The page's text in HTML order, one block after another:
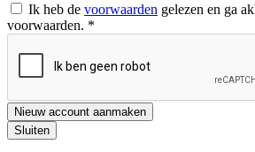
Ik heb de voorwaarden gelezen en ga
voorwaarden. *
Nieuw account aanmaken
Sluiten